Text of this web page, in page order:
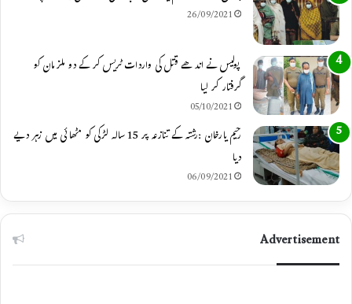
26/09/2021
پولیس نے اندھے قتل کی واردات ٹریس کر کے دو ملزمان کو
گرفتار کر لیا
05/10/2021
رحیم یارخان :رشتہ کے تنازعہ پر 15 سالہ لڑکی کو مٹھائی میں زہر دیے
دیا
06/09/2021
Advertisement